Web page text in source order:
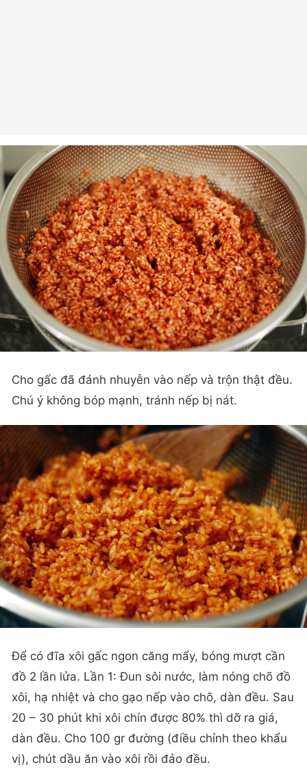
Cho gấc đã đánh nhuyễn vào nếp và trộn thật đều.
Chú ý không bóp mạnh, tránh nếp bị nát.
Để có đĩa xôi gấc ngon căng mẩy, bóng mượt cần
đồ 2 lần lửa. Lần 1: Đun sôi nước, làm nóng chõ đồ
xôi, hạ nhiệt và cho gạo nếp vào chõ, dàn đều. Sau
20 – 30 phút khi xôi chín được 80% thì dỡ ra giá,
dàn đều. Cho 100 gr đường (điều chỉnh theo khẩu
vị), chút dầu ăn vào xôi rồi đảo đều.